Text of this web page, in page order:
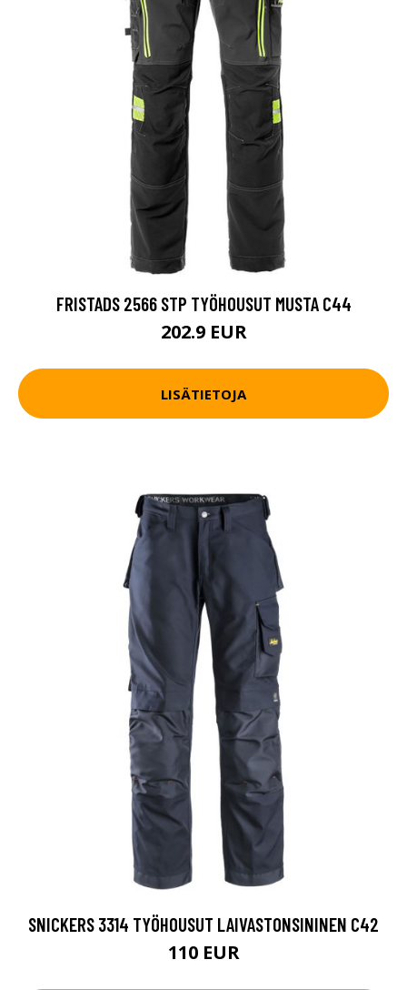
FRISTADS 2566 STP TYÖHOUSUT MUSTA C44
202.9 EUR
LISÄTIETOJA
SNICKERS 3314 TYÖHOUSUT LAIVASTONSININEN C42
110 EUR